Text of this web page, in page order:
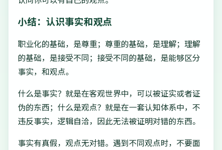
小结：认识事实和观点
职业化的基础，是尊重；尊重的基础，是理解；理解
的基础，是接受不同；接受不同的基础，是能够区分
事实，和观点。
什么是事实？就是在客观世界中，可以被证实或者证
伪的东西；什么是观点？就是在一套认知体系中，不
违反事实，逻辑自洽，因此无法被证明对错的东西。
事实有真假，观点无对错。遇到不同观点时，不要面